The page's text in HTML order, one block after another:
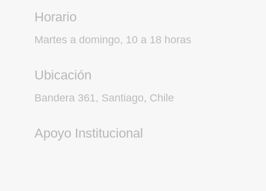
Horario
Martes a domingo, 10 a 18 horas
Ubicación
Bandera 361, Santiago, Chile
Apoyo Institucional